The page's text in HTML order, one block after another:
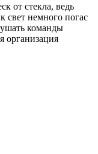
от стекла, ведь
свет немного погас
команды
организация